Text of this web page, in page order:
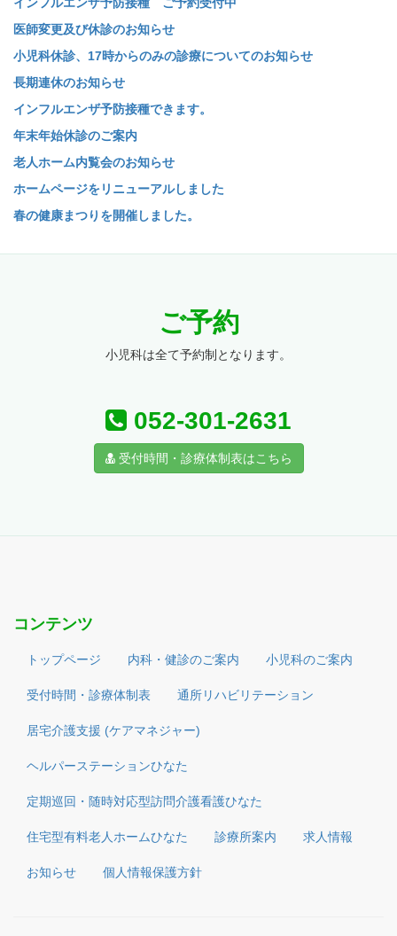
インフルエンザ予防接種 ご予約受付中
医師変更及び休診のお知らせ
小児科休診、17時からのみの診療についてのお知らせ
長期連休のお知らせ
インフルエンザ予防接種できます。
年末年始休診のご案内
老人ホーム内覧会のお知らせ
ホームページをリニューアルしました
春の健康まつりを開催しました。
ご予約
小児科は全て予約制となります。
052-301-2631
受付時間・診療体制表はこちら
コンテンツ
トップページ 内科・健診のご案内 小児科のご案内
受付時間・診療体制表 通所リハビリテーション
居宅介護支援 (ケアマネジャー)
ヘルパーステーションひなた
定期巡回・随時対応型訪問介護看護ひなた
住宅型有料老人ホームひなた 診療所案内 求人情報
お知らせ 個人情報保護方針